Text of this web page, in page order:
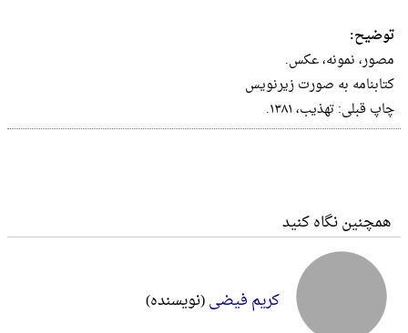
توضیح:
مصور، نمونه، عکس.
کتابنامه به صورت زیر‌نویس
چاپ‌ قبلی‌: تهذیب‌، ۱۳۸۱.
همچنین نگاه کنید
کریم فیضی(نویسنده)